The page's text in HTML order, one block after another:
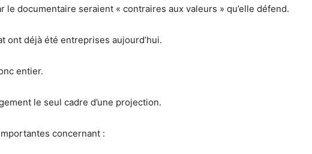
le documentaire seraient « contraires aux valeurs » qu’elle défend.
ont déjà été entreprises aujourd’hui.
entier.
le seul cadre d’une projection.
concernant :